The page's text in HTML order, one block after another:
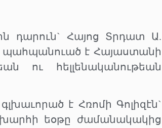
դարուն` Հայոց Տրդատ Ա.
պահպանուած է Հայաստանի
ու հելլենականութեան
է Հռոմի Գոլիզէն`
եօթը ժամանակակից